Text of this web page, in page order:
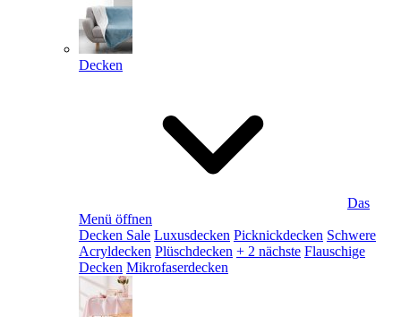
Decken
Das
Menü öffnen
Decken Sale Luxusdecken Picknickdecken Schwere
Acryldecken Plüschdecken + 2 nächste Flauschige
Decken Mikrofaserdecken